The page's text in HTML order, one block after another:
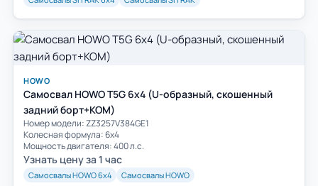
HOWO
Самосвал HOWO T5G 6x4 (U-образный, скошенный
задний борт+КОМ)
Номер модели: ZZ3257V384GE1
Колесная формула: 6х4
Мощность двигателя: 400 л.с.
Узнать цену за 1 час
Самосвалы HOWO 6х4 Самосвалы HOWO